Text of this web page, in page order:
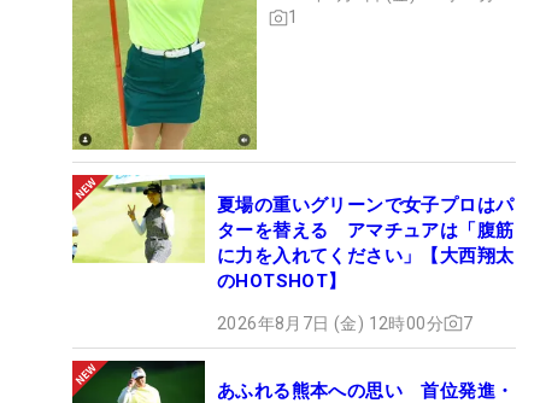
1
夏場の重いグリーンで女子プロはパ
ターを替える アマチュアは「腹筋
に力を入れてください」【大西翔太
のHOTSHOT】
2026年8月7日 (金) 12時00分 7
あふれる熊本への思い 首位発進・